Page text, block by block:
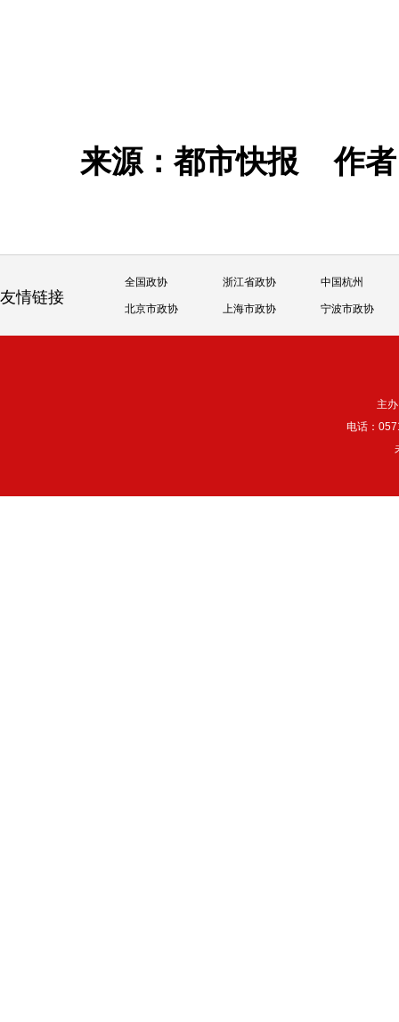
来源：都市快报作
友情链接
全国政协 浙江省政协 中国杭州
北京市政协 上海市政协 宁波市政协
主
电话：